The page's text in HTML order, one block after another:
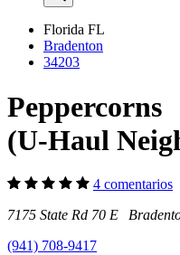
Florida FL
Bradenton
34203
Peppercorns
(U-Haul
4 comentarios
7175 State Rd 70 E
(941) 708-9417